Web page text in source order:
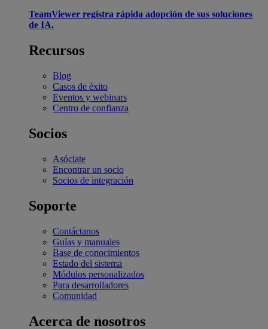
TeamViewer registra rápida adopción de sus soluciones
de IA.
Recursos
Blog
Casos de éxito
Eventos y webinars
Centro de confianza
Socios
Asóciate
Encontrar un socio
Socios de integración
Soporte
Contáctanos
Guías y manuales
Base de conocimientos
Estado del sistema
Módulos personalizados
Para desarrolladores
Comunidad
Acerca de nosotros